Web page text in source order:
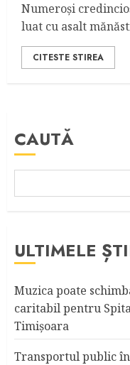
Numeroși
luat cu asalt
CITESTE STIREA
CAUTĂ
ULTIMELE
Muzica poate
caritabil pentru
Timişoara
Transportul public